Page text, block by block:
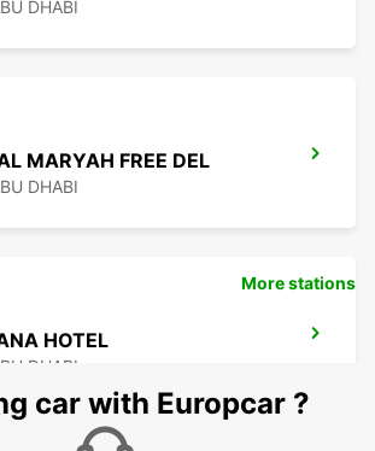
DHABI
MARYAH FREE DEL
DHABI
HOTEL
DHABI
More stations
car with Europcar ?